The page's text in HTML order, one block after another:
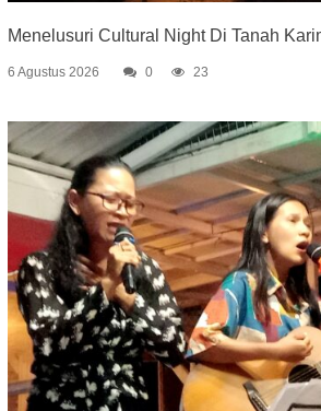
Menelusuri Cultural Night Di Tanah
6 Agustus 2026 0 23